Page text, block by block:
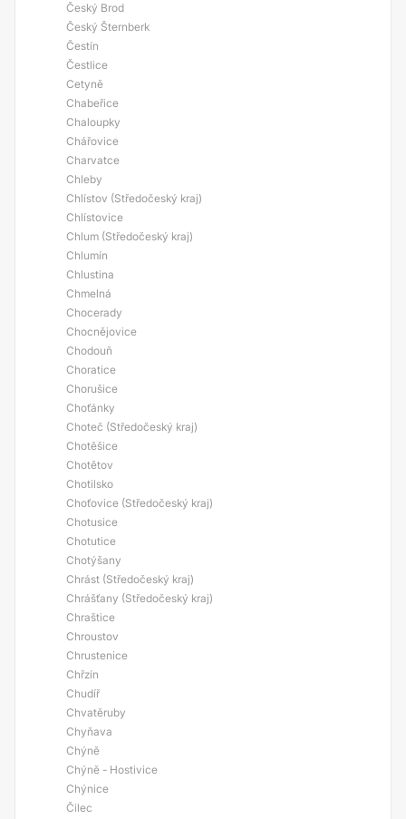
Český Brod
Český Šternberk
Čestín
Čestlice
Cetyně
Chabeřice
Chaloupky
Chářovice
Charvatce
Chleby
Chlístov (Středočeský kraj)
Chlístovice
Chlum (Středočeský kraj)
Chlumín
Chlustina
Chmelná
Chocerady
Chocnějovice
Chodouň
Choratice
Chorušice
Choťánky
Choteč (Středočeský kraj)
Chotěšice
Chotětov
Chotilsko
Choťovice (Středočeský kraj)
Chotusice
Chotutice
Chotýšany
Chrást (Středočeský kraj)
Chrášťany (Středočeský kraj)
Chraštice
Chroustov
Chrustenice
Chřzín
Chudíř
Chvatěruby
Chyňava
Chýně
Chýně - Hostivice
Chýnice
Čilec